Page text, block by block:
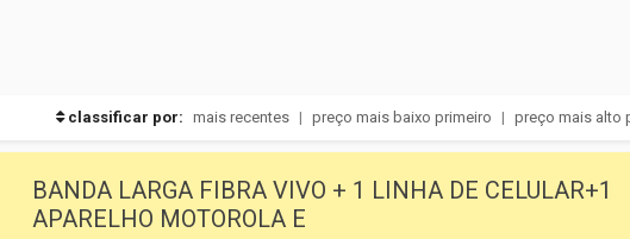
classificar por: mais recentes | preço mais baixo primeiro | preço mais alto
BANDA LARGA FIBRA VIVO + 1 LINHA DE CELULAR+1
APARELHO MOTOROLA E